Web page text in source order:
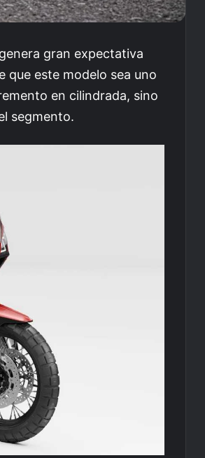
gran expectativa
que este modelo sea uno
en cilindrada, sino
segmento.